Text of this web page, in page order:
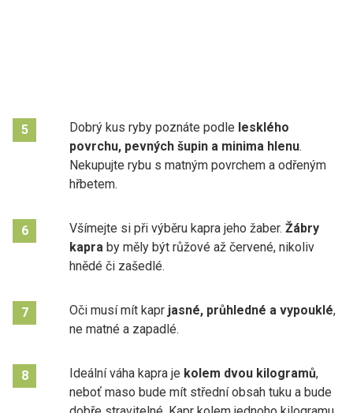
5 Dobrý kus ryby poznáte podle lesklého
povrchu, pevných šupin a minima hlenu.
Nekupujte rybu s matným povrchem a odřeným
hřbetem.
6 Všímejte si při výběru kapra jeho žaber. Žábry
kapra by měly být růžové až červené, nikoliv
hnědé či zašedlé.
7 Oči musí mít kapr jasné, průhledné a vypouklé,
ne matné a zapadlé.
8 Ideální váha kapra je kolem dvou kilogramů,
neboť maso bude mít střední obsah tuku a bude